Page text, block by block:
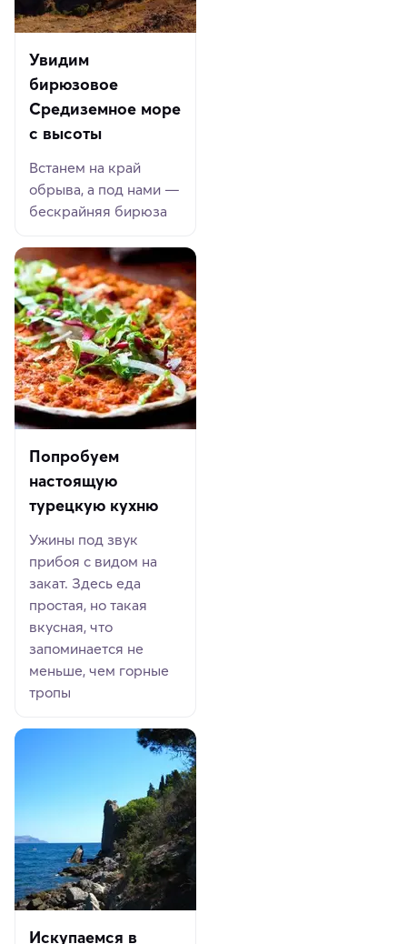
Увидим
бирюзовое
Средиземное море
с высоты
Встанем на край
обрыва, а под нами —
бескрайняя бирюза
Попробуем
настоящую
турецкую кухню
Ужины под звук
прибоя с видом на
закат. Здесь еда
простая, но такая
вкусная, что
запоминается не
меньше, чем горные
тропы
Искупаемся в